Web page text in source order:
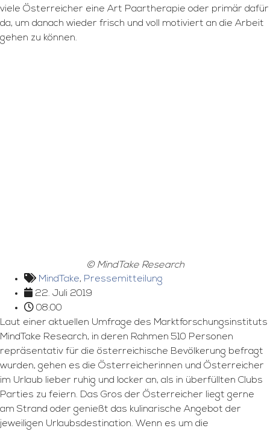
viele Österreicher eine Art Paartherapie oder primär dafür
da, um danach wieder frisch und voll motiviert an die Arbeit
gehen zu können.
© MindTake Research
MindTake, Pressemitteilung
22. Juli 2019
08:00
Laut einer aktuellen Umfrage des Marktforschungsinstituts
MindTake Research, in deren Rahmen 510 Personen
repräsentativ für die österreichische Bevölkerung befragt
wurden, gehen es die Österreicherinnen und Österreicher
im Urlaub lieber ruhig und locker an, als in überfüllten Clubs
Parties zu feiern. Das Gros der Österreicher liegt gerne
am Strand oder genießt das kulinarische Angebot der
jeweiligen Urlaubsdestination. Wenn es um die